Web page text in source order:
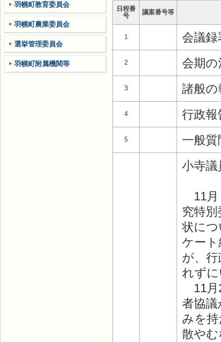
日程番
号
議案番号等
1 会議録
2 会期の
3 諸般の
4 行政報
5
一般質
小寺
11月
究特
状に
ケー
が、
れず
11月
者協
みを
散や
羽幌町教育委員会
羽幌町農業委員会
選挙管理委員会
羽幌町附属機関等